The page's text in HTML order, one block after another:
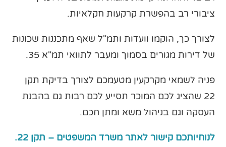
ציבורי רב בהפשרת קרקעות חקלאיות.
לצורך כך, הוקמו וועדות ותמ"ל שאף מתכננות שכונות
של דירות מגורים בסמוך ומעבר לתוואי תמ"א 35.
פניה לשמאי מקרקעין מטעמכם לצורך בדיקת תקן
22 שהציג לכם המוכר תסייע לכם רבות גם בהבנת
העסקה וגם בניהול משא ומתן חכם.
לנוחיותכם קישור לאתר משרד המשפטים – תקן 22.